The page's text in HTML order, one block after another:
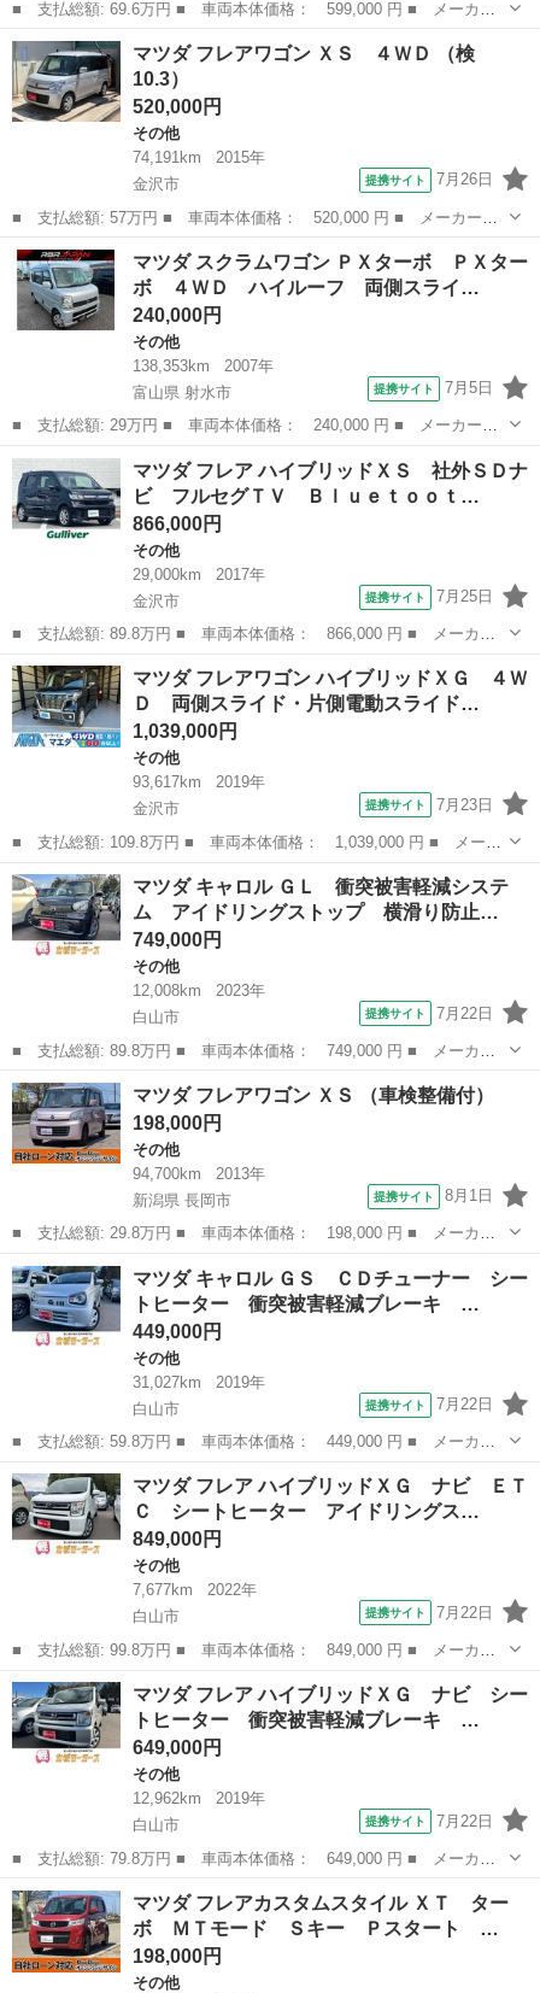
■ 支払総額: 69.6万円 ■ 車両本体価格： 599,000 円 ■ メーカー
名： マツダ ■ 車種名： アクセラハイブリッド ■ グレード
名： ハイブリッド－Ｓ 純正ナビ フルセグ Ｂｌｕｅｔｏｏｔ
ｈ バックカメラ ...
石川 金沢市 その他
マツダ フレアワゴン ＸＳ ４ＷＤ （検
10.3）
520,000円
その他
74,191km
2015年
金沢市
提携サイト 7月26日
■ 支払総額: 57万円 ■ 車両本体価格： 520,000 円 ■ メーカー
名： マツダ ■ 車種名： フレアワゴン ■ グレード名： ＸＳ
４ＷＤ ■ 排気量： 660cc ■ ドア枚数： 5D ■ ミッション：
CV...
石川 金沢市 その他
マツダ スクラムワゴン ＰＸターボ ＰＸター
ボ ４ＷＤ ハイルーフ 両側スライ…
240,000円
その他
138,353km
2007年
富山県 射水市
提携サイト 7月5日
■ 支払総額: 29万円 ■ 車両本体価格： 240,000 円 ■ メーカー
名： マツダ ■ 車種名： スクラムワゴン ■ グレード名： ＰＸ
ターボ ＰＸターボ ４ＷＤ ハイルーフ 両側スライド 車検２年
付き ■ 排気量...
富山 射水市 その他
マツダ フレア ハイブリッドＸＳ 社外ＳＤナ
ビ フルセグＴＶ Ｂｌｕｅｔｏｏｔ…
866,000円
その他
29,000km
2017年
金沢市
提携サイト 7月25日
■ 支払総額: 89.8万円 ■ 車両本体価格： 866,000 円 ■ メーカー
名： マツダ ■ 車種名： フレア ■ グレード名： ハイブリッド
ＸＳ 社外ＳＤナビ フルセグＴＶ Ｂｌｕｅｔｏｏｔｈ シートヒ
ーター オー...
石川 金沢市 その他
マツダ フレアワゴン ハイブリッドＸＧ ４Ｗ
Ｄ 両側スライド・片側電動スライド…
1,039,000円
その他
93,617km
2019年
金沢市
提携サイト 7月23日
■ 支払総額: 109.8万円 ■ 車両本体価格： 1,039,000 円 ■ メーカ
ー名： マツダ ■ 車種名： フレアワゴン ■ グレード名： ハイ
ブリッドＸＧ ４ＷＤ 両側スライド・片側電動スライドドア ステ
アリング...
石川 金沢市 その他
マツダ キャロル ＧＬ 衝突被害軽減システ
ム アイドリングストップ 横滑り防止…
749,000円
その他
12,008km
2023年
白山市
提携サイト 7月22日
■ 支払総額: 89.8万円 ■ 車両本体価格： 749,000 円 ■ メーカー
名： マツダ ■ 車種名： キャロル ■ グレード名： ＧＬ 衝突
被害軽減システム アイドリングストップ 横滑り防止装置 レーン
アシスト ク...
石川 白山市 その他
マツダ フレアワゴン ＸＳ （車検整備付）
198,000円
その他
94,700km
2013年
新潟県 長岡市
提携サイト 8月1日
■ 支払総額: 29.8万円 ■ 車両本体価格： 198,000 円 ■ メーカー
名： マツダ ■ 車種名： フレアワゴン ■ グレード名： ＸＳ
■ 排気量： 660cc ■ ドア枚数： 5D ■ ミッション： CVT ...
新潟 長岡市 その他
マツダ キャロル ＧＳ ＣＤチューナー シー
トヒーター 衝突被害軽減ブレーキ …
449,000円
その他
31,027km
2019年
白山市
提携サイト 7月22日
■ 支払総額: 59.8万円 ■ 車両本体価格： 449,000 円 ■ メーカー
名： マツダ ■ 車種名： キャロル ■ グレード名： ＧＳ ＣＤ
チューナー シートヒーター 衝突被害軽減ブレーキ アイドリング
ストップ 横...
石川 白山市 その他
マツダ フレア ハイブリッドＸＧ ナビ ＥＴ
Ｃ シートヒーター アイドリングス…
849,000円
その他
7,677km
2022年
白山市
提携サイト 7月22日
■ 支払総額: 99.8万円 ■ 車両本体価格： 849,000 円 ■ メーカー
名： マツダ ■ 車種名： フレア ■ グレード名： ハイブリッド
ＸＧ ナビ ＥＴＣ シートヒーター アイドリングストップ 横滑
り防止装置 ...
石川 白山市 その他
マツダ フレア ハイブリッドＸＧ ナビ シー
トヒーター 衝突被害軽減ブレーキ …
649,000円
その他
12,962km
2019年
白山市
提携サイト 7月22日
■ 支払総額: 79.8万円 ■ 車両本体価格： 649,000 円 ■ メーカー
名： マツダ ■ 車種名： フレア ■ グレード名： ハイブリッド
ＸＧ ナビ シートヒーター 衝突被害軽減ブレーキ アイドリング
ストップ 横...
石川 白山市 その他
マツダ フレアカスタムスタイル ＸＴ ター
ボ ＭＴモード Ｓキー Ｐスタート …
198,000円
その他